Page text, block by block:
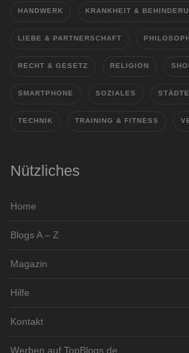
HANDWERK KRANKHEIT &
LIEBE & PARTNERSCHAFT
RECHT & GESETZ RELIGION
SMARTPHONE SOZIALES
TECHNIK TRAINING & FITNESS
Nützliches
Home
Blogs A – Z
Magazin
Hilfe
Kontakt
Werben auf TopBlogs.de